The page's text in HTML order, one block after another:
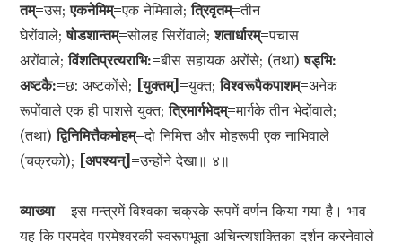
तम्=उस;एकनेमिम्=एक नेमिवाले;त्रिवृतम्=तीन
घेरोंवाले;षोडशान्तम्=सोलह सिरोंवाले;शतार्धारम्=पचास
अरोंवाले;विंशतिप्रत्यराभि:=बीस सहायक अरोंसे; (तथा)षड्‍‍भि:
अष्टकै:=छ: अष्टकोंसे; [युक्तम्]=युक्त;विश्वरूपैकपाशम्=अनेक
रूपोंवाले एक ही पाशसे युक्त;त्रिमार्गभेदम्=मार्गके तीन भेदोंवाले;
(तथा)द्विनिमित्तैकमोहम्=दो निमित्त और मोहरूपी एक नाभिवाले
(चक्रको);
[अपश्यन्]=उन्होंने देखा॥ ४॥
व्याख्या—इस मन्त्रमें विश्वका चक्रके रूपमें वर्णन किया गया है। भाव
यह कि परमदेव परमेश्वरकी स्वरूपभूता अचिन्त्यशक्तिका दर्शन करनेवाले